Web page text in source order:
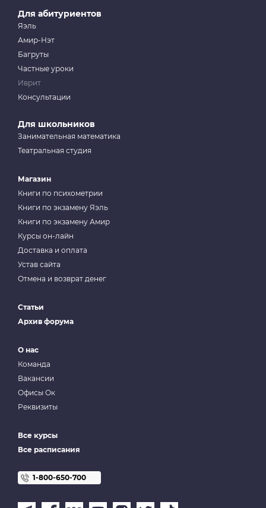
Для абитуриентов
Яэль
Амир-Нэт
Багруты
Частные уроки
Иврит
Консультации
Для школьников
Занимательная математика
Театральная студия
Магазин
Книги по психометрии
Книги по экзамену Яэль
Книги по экзамену Амир
Курсы он-лайн
Доставка и оплата
Устав сайта
Отмена и возврат денег
Статьи
Архив форума
О нас
Команда
Вакансии
Офисы Ок
Реквизиты
Все курсы
Все расписания
1-800-650-700